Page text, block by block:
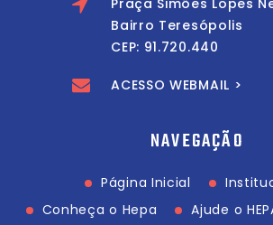
Praça Simões Lopes
Bairro Teresópolis
CEP: 91.720.440
ACESSO WEBMAIL >
NAVEGAÇÃO
Página Inicial
Conheça o Hepa
Ajude o